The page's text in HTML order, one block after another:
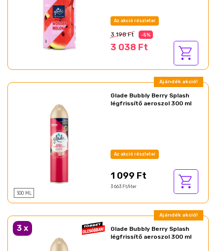
Az akció részletei
3 198 Ft -5%
3 038 Ft
Ajándék akció!
300 ML
Glade Bubbly Berry Splash
légfrissítő aeroszol 300 ml
Az akció részletei
1 099 Ft
3 663 Ft/liter
Ajándék akció!
3 x
Glade Bubbly Berry Splash
légfrissítő aeroszol 300 ml